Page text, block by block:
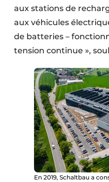
aux stations de
aux véhicules
de batteries –
tension continue »,
En 2019, Schaltbau a